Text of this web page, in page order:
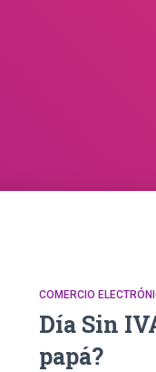
COMERCIO
Día Sin
papá?